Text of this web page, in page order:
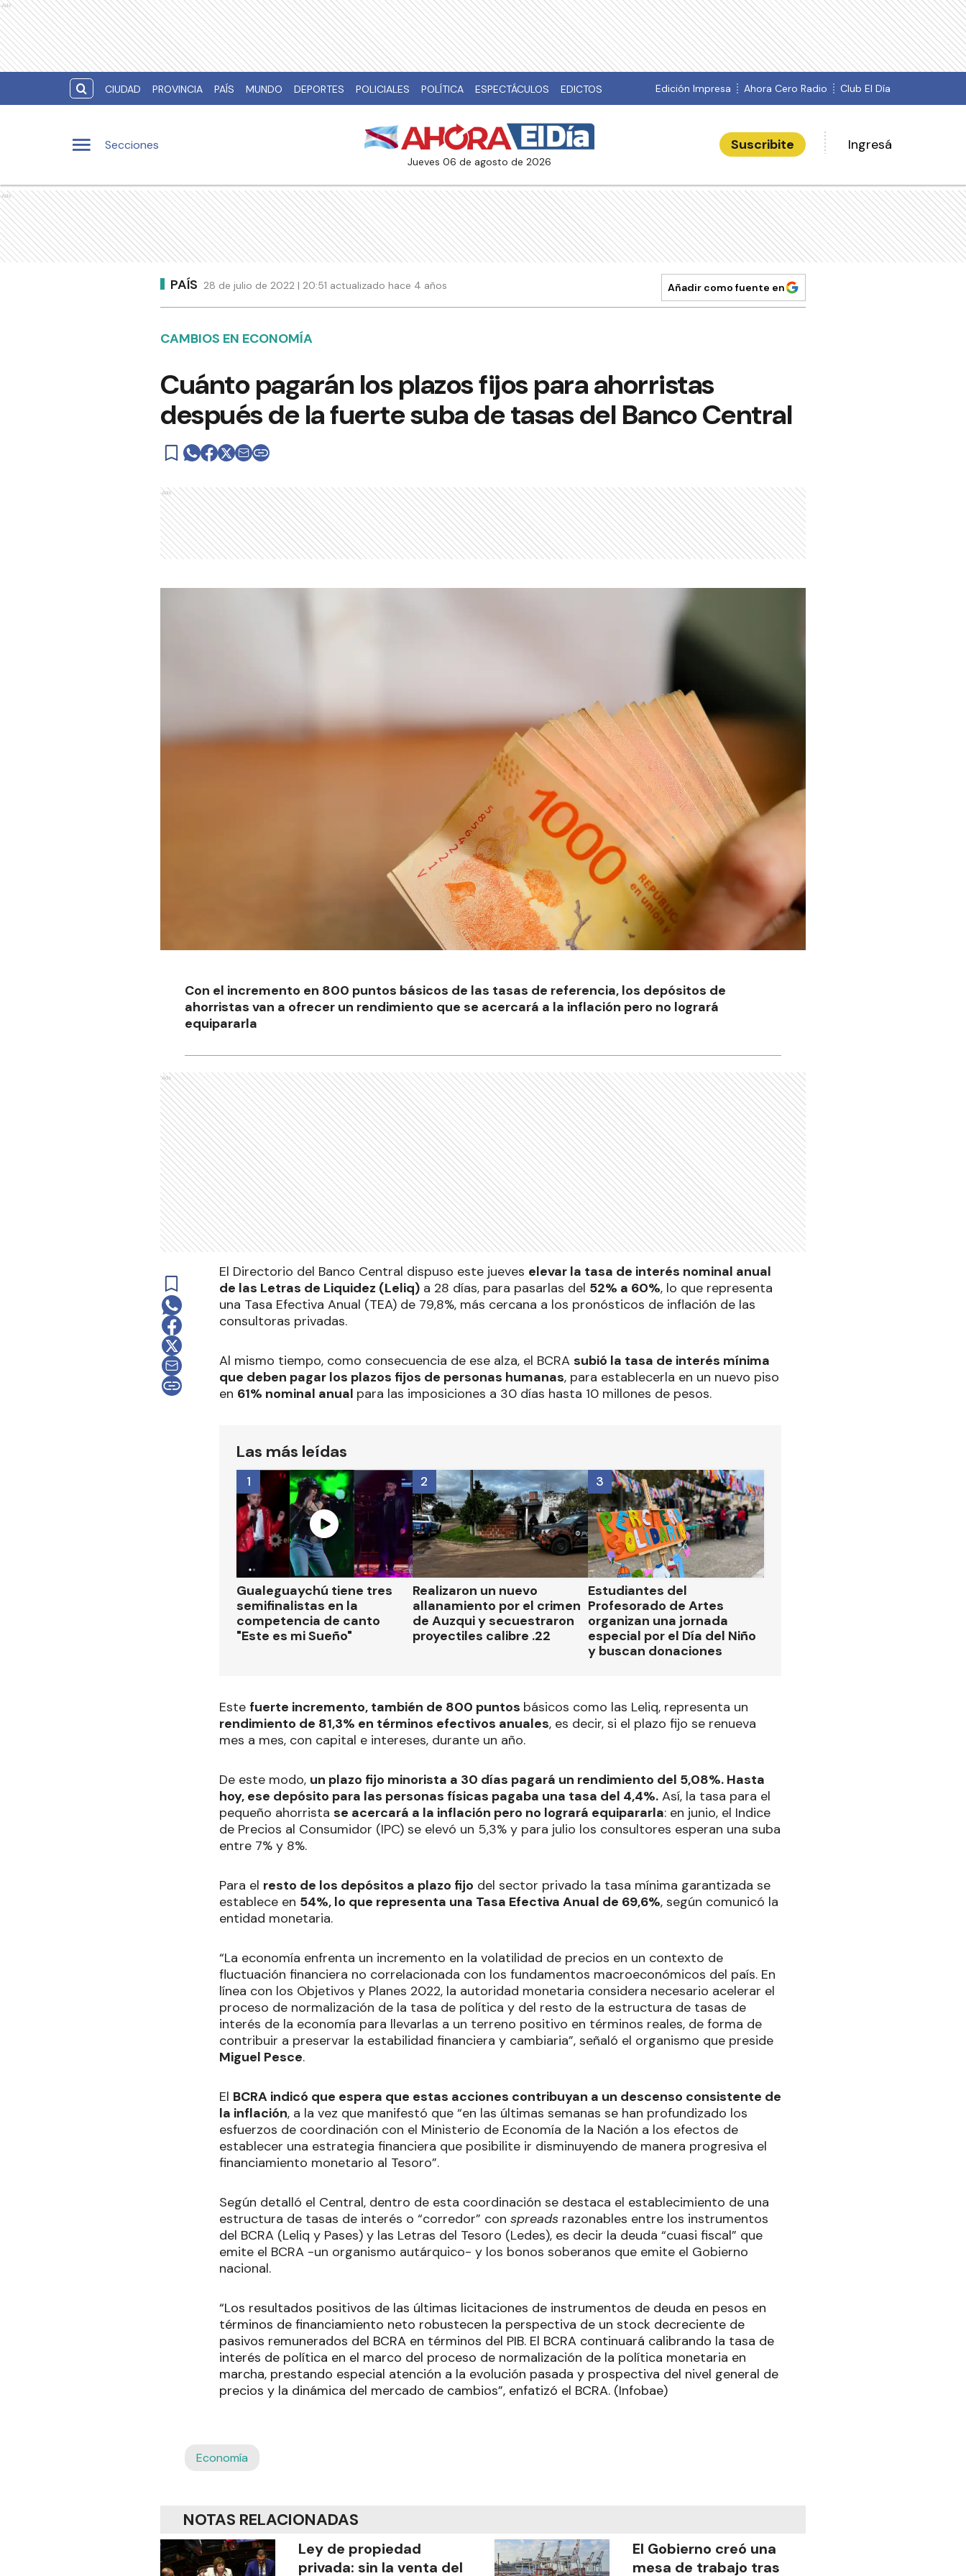
Ads
CIUDAD PROVINCIA PAÍS MUNDO DEPORTES POLICIALES POLÍTICA ESPECTÁCULOS EDICTOS Edición Impresa Ahora Cero Radio Club El Día
Secciones
jueves 06 de agosto de 2026
Suscribite Ingresá
Ads
PAÍS 28 de julio de 2022 | 20:51 actualizado hace 4 años Añadir como fuente en
CAMBIOS EN ECONOMÍA
Cuánto pagarán los plazos fijos para ahorristas
después de la fuerte suba de tasas del Banco Central
Ads
Con el incremento en 800 puntos básicos de las tasas de referencia, los depósitos de
ahorristas van a ofrecer un rendimiento que se acercará a la inflación pero no logrará
equipararla
Ads
El Directorio del Banco Central dispuso este jueves elevar la tasa de interés nominal anual
de las Letras de Liquidez (Leliq) a 28 días, para pasarlas del 52% a 60%, lo que representa
una Tasa Efectiva Anual (TEA) de 79,8%, más cercana a los pronósticos de inflación de las
consultoras privadas.
Al mismo tiempo, como consecuencia de ese alza, el BCRA subió la tasa de interés mínima
que deben pagar los plazos fijos de personas humanas, para establecerla en un nuevo piso
en 61% nominal anual para las imposiciones a 30 días hasta 10 millones de pesos.
Las más leídas
Gualeguaychú tiene tres
semifinalistas en la
competencia de canto
"Este es mi Sueño"
1
Realizaron un nuevo
allanamiento por el crimen
de Auzqui y secuestraron
proyectiles calibre .22
2
Estudiantes del
Profesorado de Artes
organizan una jornada
especial por el Día del Niño
y buscan donaciones
3
Este fuerte incremento, también de 800 puntos básicos como las Leliq, representa un
rendimiento de 81,3% en términos efectivos anuales, es decir, si el plazo fijo se renueva
mes a mes, con capital e intereses, durante un año.
De este modo, un plazo fijo minorista a 30 días pagará un rendimiento del 5,08%. Hasta
hoy, ese depósito para las personas físicas pagaba una tasa del 4,4%. Así, la tasa para el
pequeño ahorrista se acercará a la inflación pero no logrará equipararla: en junio, el Indice
de Precios al Consumidor (IPC) se elevó un 5,3% y para julio los consultores esperan una suba
entre 7% y 8%.
Para el resto de los depósitos a plazo fijo del sector privado la tasa mínima garantizada se
establece en 54%, lo que representa una Tasa Efectiva Anual de 69,6%, según comunicó la
entidad monetaria.
“La economía enfrenta un incremento en la volatilidad de precios en un contexto de
fluctuación financiera no correlacionada con los fundamentos macroeconómicos del país. En
línea con los Objetivos y Planes 2022, la autoridad monetaria considera necesario acelerar el
proceso de normalización de la tasa de política y del resto de la estructura de tasas de
interés de la economía para llevarlas a un terreno positivo en términos reales, de forma de
contribuir a preservar la estabilidad financiera y cambiaria”, señaló el organismo que preside
Miguel Pesce.
El BCRA indicó que espera que estas acciones contribuyan a un descenso consistente de
la inflación, a la vez que manifestó que “en las últimas semanas se han profundizado los
esfuerzos de coordinación con el Ministerio de Economía de la Nación a los efectos de
establecer una estrategia financiera que posibilite ir disminuyendo de manera progresiva el
financiamiento monetario al Tesoro”.
Según detalló el Central, dentro de esta coordinación se destaca el establecimiento de una
estructura de tasas de interés o “corredor” con spreads razonables entre los instrumentos
del BCRA (Leliq y Pases) y las Letras del Tesoro (Ledes), es decir la deuda “cuasi fiscal” que
emite el BCRA -un organismo autárquico- y los bonos soberanos que emite el Gobierno
nacional.
“Los resultados positivos de las últimas licitaciones de instrumentos de deuda en pesos en
términos de financiamiento neto robustecen la perspectiva de un stock decreciente de
pasivos remunerados del BCRA en términos del PIB. El BCRA continuará calibrando la tasa de
interés de política en el marco del proceso de normalización de la política monetaria en
marcha, prestando especial atención a la evolución pasada y prospectiva del nivel general de
precios y la dinámica del mercado de cambios”, enfatizó el BCRA. (Infobae)
Economía
NOTAS RELACIONADAS
Ley de propiedad
privada: sin la venta del
El Gobierno creó una
mesa de trabajo tras